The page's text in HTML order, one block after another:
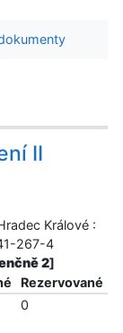
II
Králové :
267-4
2]
Rezervované
0